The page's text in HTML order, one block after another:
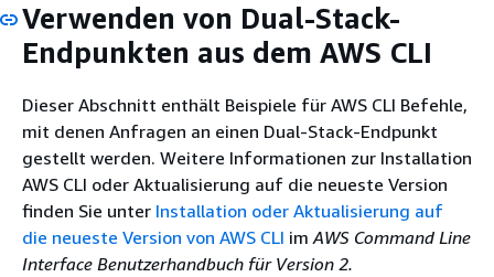
Verwenden von Dual-Stack-
Endpunkten aus dem AWS CLI
Dieser Abschnitt enthält Beispiele für AWS CLI Befehle,
mit denen Anfragen an einen Dual-Stack-Endpunkt
gestellt werden. Weitere Informationen zur Installation
AWS CLI oder Aktualisierung auf die neueste Version
finden Sie unter Installation oder Aktualisierung auf
die neueste Version von AWS CLI im AWS Command Line
Interface Benutzerhandbuch für Version 2.